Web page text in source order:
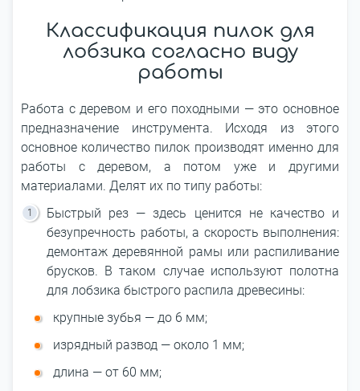
Классификация пилок для
лобзика согласно виду
работы
Работа с деревом и его походными — это основное
предназначение инструмента. Исходя из этого
основное количество пилок производят именно для
работы с деревом, а потом уже и другими
материалами. Делят их по типу работы:
Быстрый рез — здесь ценится не качество и
безупречность работы, а скорость выполнения:
демонтаж деревянной рамы или распиливание
брусков. В таком случае используют полотна
для лобзика быстрого распила древесины:
крупные зубья — до 6 мм;
изрядный развод — около 1 мм;
длина — от 60 мм;